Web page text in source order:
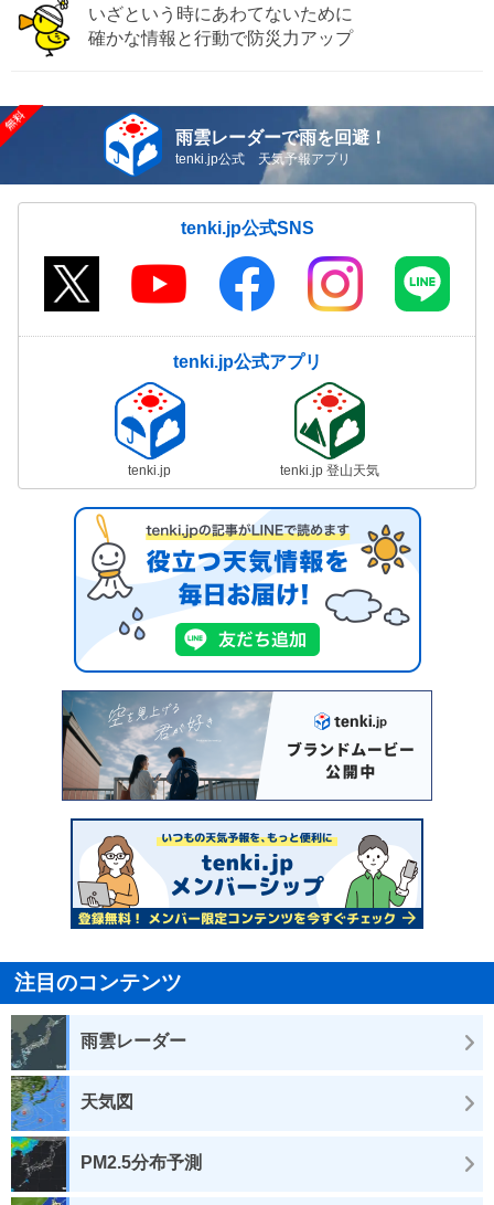
いざという時にあわてないために
確かな情報と行動で防災力アップ
雨雲レーダーで雨を回避！
tenki.jp公式 天気予報アプリ
tenki.jp公式SNS
tenki.jp公式アプリ
tenki.jp tenki.jp 登山天気
注目のコンテンツ
雨雲レーダー
天気図
PM2.5分布予測